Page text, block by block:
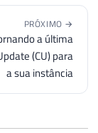
PRÓXIMO →
a última
(CU) para
a sua instância